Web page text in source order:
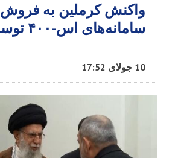
واکنش کرملین به فروش
سامانه‌های اس-۴۰۰ توسط ترکیه
10 جولای 17:52